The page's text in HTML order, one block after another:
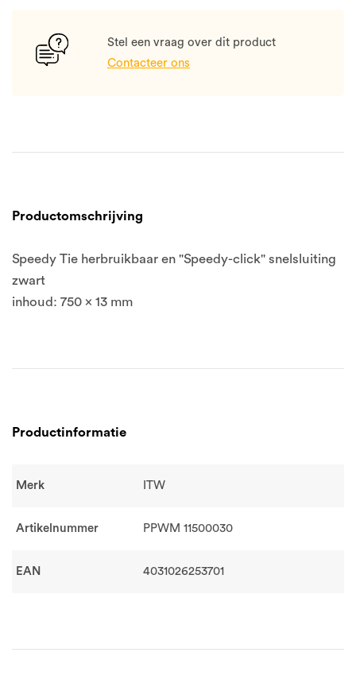
Stel een vraag over dit product
Contacteer ons
Productomschrijving
Speedy Tie herbruikbaar en "Speedy-click" snelsluiting
zwart
inhoud: 750 x 13 mm
Productinformatie
Merk ITW
Artikelnummer PPWM 11500030
EAN 4031026253701